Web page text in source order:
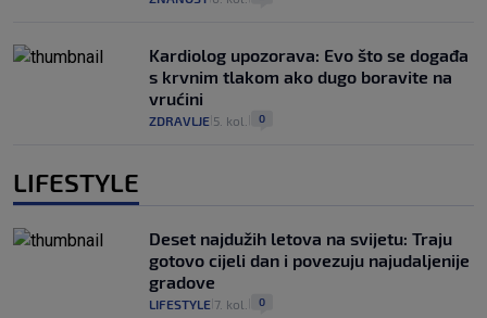
Kardiolog upozorava: Evo što se događa
s krvnim tlakom ako dugo boravite na
vrućini
ZDRAVLJE 5. kol. 0
LIFESTYLE
Deset najdužih letova na svijetu: Traju
gotovo cijeli dan i povezuju najudaljenije
gradove
LIFESTYLE 7. kol. 0